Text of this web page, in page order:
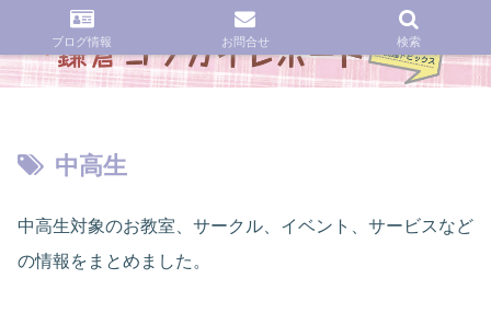
中高生
中高生対象のお教室、サークル、イベント、サービスなど
の情報をまとめました。
ブログ情報 お問合せ 検索